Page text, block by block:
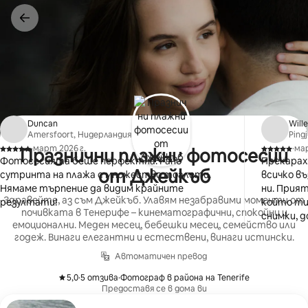
Пропускане
към
съдържанието
Празнични плажни фотосесии
от Джейкъб
Здравейте, аз съм Джейкъб. Улавям незабравими моменти от
почивката в Тенерифе – кинематографични, спокойни и
емоционални. Меден месец, бебешки месец, семейство или
годеж. Винаги елегантни и естествени, винаги истински.
Автоматичен превод
5,0
,
·5 отзива
, ·Фотограф в района на Tenerife
Предоставя се в дома ви
Duncan
Amersfoort, Нидерландия
,
·март 2026 г.
Фотосесията беше перфектна. Рано
сутринта на плажа с множество тоалети.
Нямаме търпение да видим крайните
резултати!
,
·
всичко
ни.
който
снимки,
деца на
Нямаме